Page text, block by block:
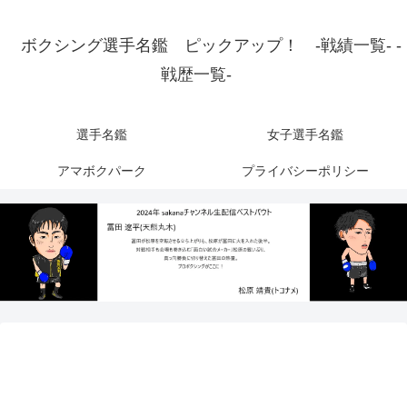
ボクシング選手名鑑 ピックアップ！ -戦績一覧- -
戦歴一覧-
選手名鑑 女子選手名鑑
アマボクパーク プライバシーポリシー